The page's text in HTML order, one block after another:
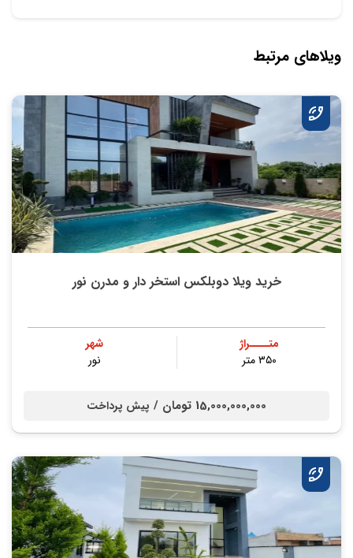
ویلاهای مرتبط
خرید ویلا دوبلکس استخر دار و مدرن نور
متــــراژ
۳۵۰ متر
شهر
نور
15,000,000,000 تومان / پیش پرداخت